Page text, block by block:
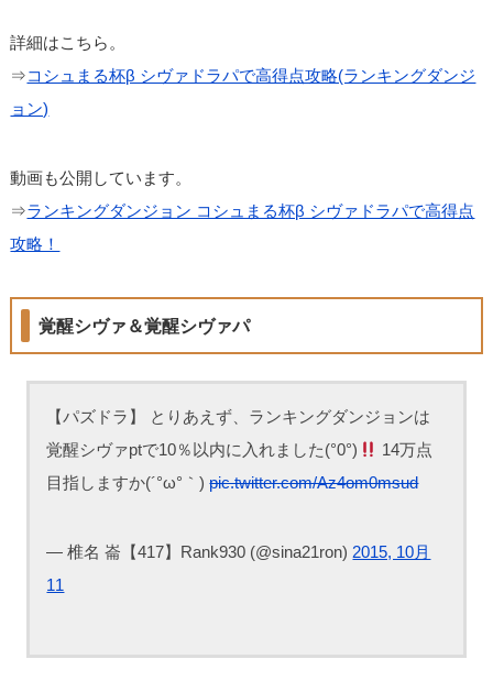
詳細はこちら。
⇒コシュまる杯β シヴァドラパで高得点攻略(ランキングダンジ
ョン)
動画も公開しています。
⇒ランキングダンジョン コシュまる杯β シヴァドラパで高得点
攻略！
覚醒シヴァ＆覚醒シヴァパ
【パズドラ】 とりあえず、ランキングダンジョンは
覚醒シヴァptで10％以内に入れました(°0°)
14万点
目指しますか(´°ω°｀)pic.twitter.com/Az4om0msud
— 椎名 崙【417】Rank930 (@sina21ron) 2015, 10月
11